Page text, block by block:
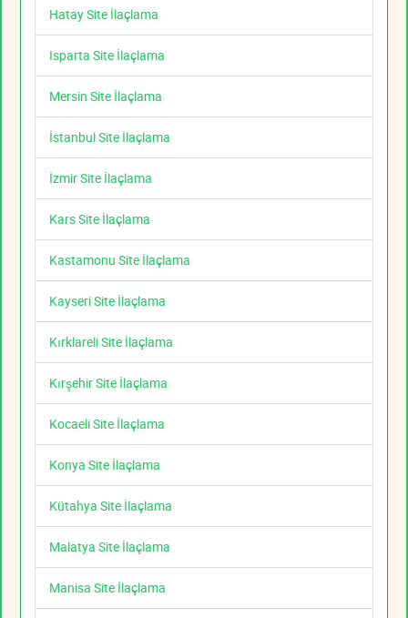
Hatay Site İlaçlama
Isparta Site İlaçlama
Mersin Site İlaçlama
İstanbul Site İlaçlama
İzmir Site İlaçlama
Kars Site İlaçlama
Kastamonu Site İlaçlama
Kayseri Site İlaçlama
Kırklareli Site İlaçlama
Kırşehir Site İlaçlama
Kocaeli Site İlaçlama
Konya Site İlaçlama
Kütahya Site İlaçlama
Malatya Site İlaçlama
Manisa Site İlaçlama